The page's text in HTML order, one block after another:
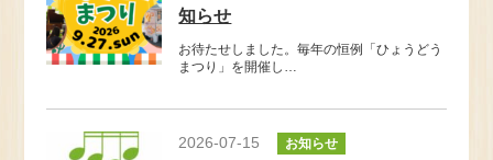
知らせ
お待たせしました。毎年の恒例「ひょうどう
まつり」を開催し…
2026-07-15 お知らせ